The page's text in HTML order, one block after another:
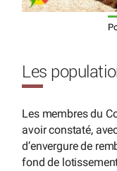
Les
Les membres du
avoir constaté,
d’envergure de
fond de